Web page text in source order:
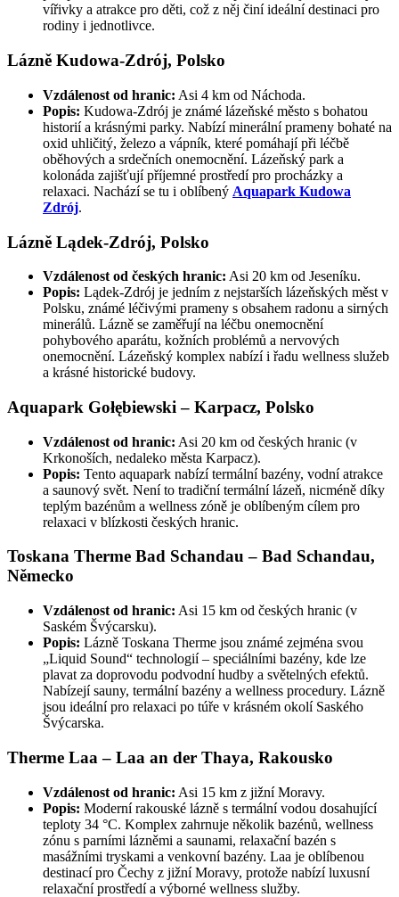
vířivky a atrakce pro děti, což z něj činí ideální destinaci pro
rodiny i jednotlivce.
Lázně Kudowa-Zdrój, Polsko
Vzdálenost od hranic: Asi 4 km od Náchoda.
Popis: Kudowa-Zdrój je známé lázeňské město s bohatou
historií a krásnými parky. Nabízí minerální prameny bohaté na
oxid uhličitý, železo a vápník, které pomáhají při léčbě
oběhových a srdečních onemocnění. Lázeňský park a
kolonáda zajišťují příjemné prostředí pro procházky a
relaxaci. Nachází se tu i oblíbený Aquapark Kudowa
Zdrój.
Lázně Lądek-Zdrój, Polsko
Vzdálenost od českých hranic: Asi 20 km od Jeseníku.
Popis: Lądek-Zdrój je jedním z nejstarších lázeňských měst v
Polsku, známé léčivými prameny s obsahem radonu a sirných
minerálů. Lázně se zaměřují na léčbu onemocnění
pohybového aparátu, kožních problémů a nervových
onemocnění. Lázeňský komplex nabízí i řadu wellness služeb
a krásné historické budovy.
Aquapark Gołębiewski – Karpacz, Polsko
Vzdálenost od hranic: Asi 20 km od českých hranic (v
Krkonoších, nedaleko města Karpacz).
Popis: Tento aquapark nabízí termální bazény, vodní atrakce
a saunový svět. Není to tradiční termální lázeň, nicméně díky
teplým bazénům a wellness zóně je oblíbeným cílem pro
relaxaci v blízkosti českých hranic.
Toskana Therme Bad Schandau – Bad Schandau,
Německo
Vzdálenost od hranic: Asi 15 km od českých hranic (v
Saském Švýcarsku).
Popis: Lázně Toskana Therme jsou známé zejména svou
„Liquid Sound“ technologií – speciálními bazény, kde lze
plavat za doprovodu podvodní hudby a světelných efektů.
Nabízejí sauny, termální bazény a wellness procedury. Lázně
jsou ideální pro relaxaci po túře v krásném okolí Saského
Švýcarska.
Therme Laa – Laa an der Thaya, Rakousko
Vzdálenost od hranic: Asi 15 km z jižní Moravy.
Popis: Moderní rakouské lázně s termální vodou dosahující
teploty 34 °C. Komplex zahrnuje několik bazénů, wellness
zónu s parními lázněmi a saunami, relaxační bazén s
masážními tryskami a venkovní bazény. Laa je oblíbenou
destinací pro Čechy z jižní Moravy, protože nabízí luxusní
relaxační prostředí a výborné wellness služby.